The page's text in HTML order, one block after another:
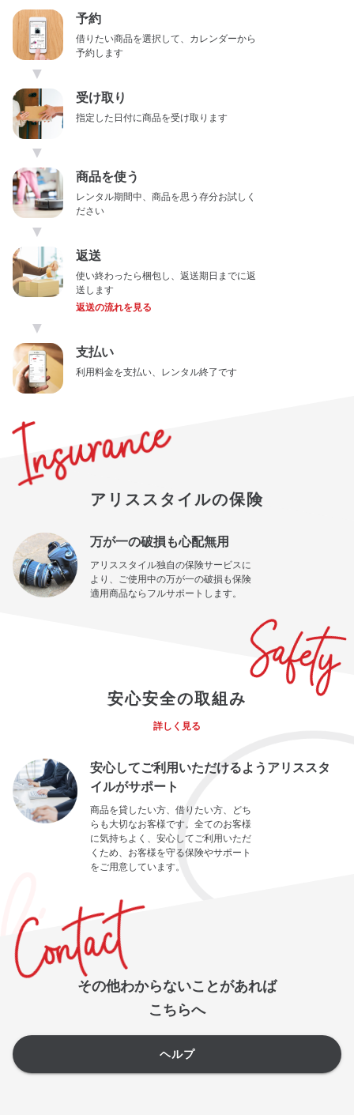
予約
借りたい商品を選択して、カレンダーから
予約します
▼
受け取り
指定した日付に商品を受け取ります
▼
商品を使う
レンタル期間中、商品を思う存分お試しく
ださい
▼
返送
使い終わったら梱包し、返送期日までに返
送します
返送の流れを見る
▼
支払い
利用料金を支払い、レンタル終了です
アリススタイルの保険
万が一の破損も心配無用
アリススタイル独自の保険サービスに
より、ご使用中の万が一の破損も保険
適用商品ならフルサポートします。
安心安全の取組み
詳しく見る
安心してご利用いただけるようアリススタ
イルがサポート
商品を貸したい方、借りたい方、どち
らも大切なお客様です。全てのお客様
に気持ちよく、安心してご利用いただ
くため、お客様を守る保険やサポート
をご用意しています。
その他わからないことがあれば
こちらへ
ヘルプ